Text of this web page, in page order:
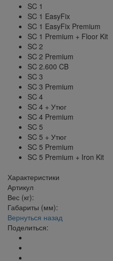
SC 1
SC 1 EasyFix
SC 1 EasyFix Premium
SC 1 Premium + Floor Kit
SC 2
SC 2 Premium
SC 2.600 CB
SC 3
SC 3 Premium
SC 4
SC 4 + Утюг
SC 4 Premium
SC 5
SC 5 + Утюг
SC 5 Premium
SC 5 Premium + Iron Kit
Характеристики
Артикул
Вес (кг):
Габариты (мм):
Вернуться назад
Поделиться: